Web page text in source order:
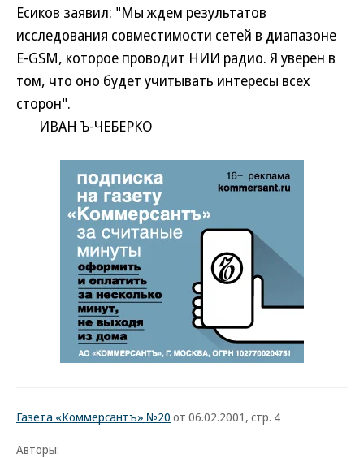
Есиков заявил: "Мы ждем результатов
исследования совместимости сетей в диапазоне
E-GSM, которое проводит НИИ радио. Я уверен в
том, что оно будет учитывать интересы всех
сторон".
ИВАН Ъ-ЧЕБЕРКО
Газета «Коммерсантъ» №20 от 06.02.2001, стр. 4
Авторы: